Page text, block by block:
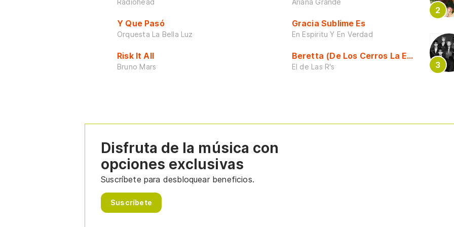
Radiohead
Y Que Pasó
Orquesta La Bella Luz
Risk It All
Bruno Mars
Ariana Grande
Gracia Sublime Es
En Espiritu Y En Verdad
Beretta (De Los Cerros La Escuela)
El de Las R's
Disfruta de la música con
opciones exclusivas
Suscríbete para desbloquear beneficios.
Suscríbete